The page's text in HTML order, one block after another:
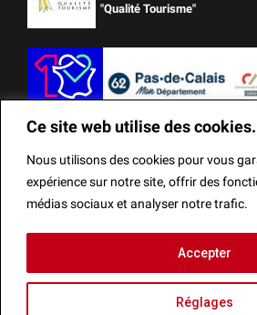
Ce site web utilise des cookies.
Nous utilisons des cookies pour vous
expérience sur notre site, offrir des
médias sociaux et analyser notre trafic.
Réglages
Accepter
"Qualité Tourisme"
Mentions LégalesActes
Ce site web utilise des
Nous utilisons des cookies pour
expérience sur notre site, offrir des